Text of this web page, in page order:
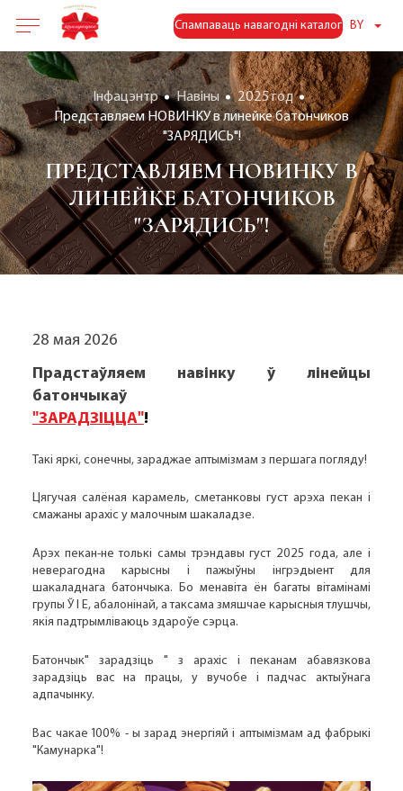
Спампаваць навагодні каталог BY
Інфацэнтр Навіны
2025 год
Представляем НОВИНКУ в линейке батончиков
"ЗАРЯДИСЬ"!
ПРЕДСТАВЛЯЕМ НОВИНКУ В
ЛИНЕЙКЕ БАТОНЧИКОВ
"ЗАРЯДИСЬ"!
28 мая 2026
Прадстаўляем навінку ў лінейцы
батончыкаў
"ЗАРАДЗІЦЦА"!
Такі яркі, сонечны, зараджае аптымізмам з першага погляду!
Цягучая салёная карамель, сметанковы густ арэха пекан і
смажаны арахіс у малочным шакаладзе.
Арэх пекан-не толькі самы трэндавы густ 2025 года, але і
неверагодна карысны і пажыўны інгрэдыент для
шакаладнага батончыка. Бо менавіта ён багаты вітамінамі
групы Ў І Е, абалонінай, а таксама змяшчае карысныя тлушчы,
якія падтрымліваюць здароўе сэрца.
Батончык" зарадзіць " з арахіс і пеканам абавязкова
зарадзіць вас на працы, у вучобе і падчас актыўнага
адпачынку.
Вас чакае 100% - ы зарад энергіяй і аптымізмам ад фабрыкі
"Камунарка"!